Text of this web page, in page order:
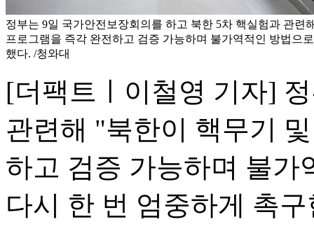
정부는 9일 국가안전보장회의를 하고 북한 5차 핵실험과 관련
프로그램을 즉각 완전하고 검증 가능하며 불가역적인 방법으
했다. /청와대
[더팩트ㅣ이철영 기자]
관련해 "북한이 핵무기
하고 검증 가능하며 불가
다시 한 번 엄중하게 촉